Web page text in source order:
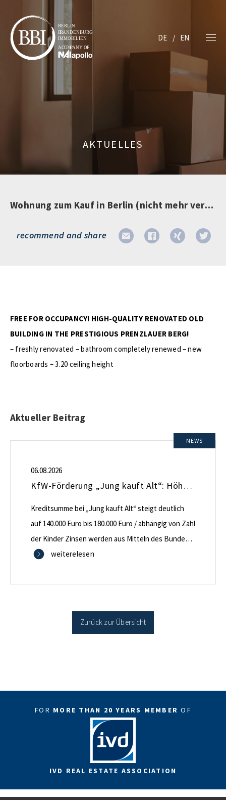
DE EN
AKTUELLES
Wohnung zum Kauf in Berlin (nicht mehr verfügbar)
recommend and share
FREE FOR OCCUPANCY! HIGH-QUALITY RENOVATED OLD
BUILDING IN THE PRESTIGIOUS PRENZLAUER BERG!
– freshly renovated – bathroom completely renewed – new
floorboards – 3.20 ceiling height
Aktueller Beitrag
NEWS
06.08.2026
KfW-Förderung „Jung kauft Alt“: Höhere Kredite ab August 2026
Kreditsumme bei „Jung kauft Alt“ steigt deutlich
auf 140.000 Euro bis 180.000 Euro / abhängig von Zahl
der Kinder Zinsen werden aus Mitteln des Bundes
verbilligt: Heutiger Zins bei 0,53 Prozent effektiv bei
Antragstellende verpflichten sich zu energetischer
Sanierung in Einzelmaßnahmen […]
weiterelesen
Zurück zur Übersicht
FOR MORE THAN 20 YEARS MEMBEROF
IVD REAL ESTATE ASSOCIATION